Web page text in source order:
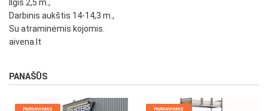
Ilgis 2,5 m.,
Darbinis aukštis 14-14,3 m.,
Su atraminėmis kojomis.
aivena.lt
PANAŠŪS
PARDAVIMAS PARDAVIMAS